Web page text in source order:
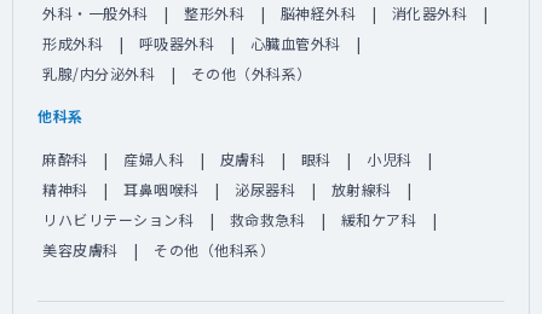
外科・一般外科 整形外科 脳神経外科
消化器外科
形成外科
呼吸器外科
心臓血管外科
乳腺/内分泌外科
その他（外科系）
他科系
麻酔科 産婦人科 皮膚科 眼科
小児科
精神科
耳鼻咽喉科 泌尿器科
放射線科
リハビリテーション科
救命救急科
緩和ケア科
美容皮膚科
その他（他科系）